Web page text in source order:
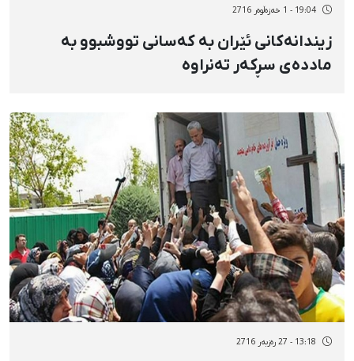
19:04 - 1 خەزەڵوەر 2716
زیندانەکانی ئێران بە کەسانی تووشبوو بە
ماددەی سڕکەر تەنراوە
13:18 - 27 رەزبەر 2716